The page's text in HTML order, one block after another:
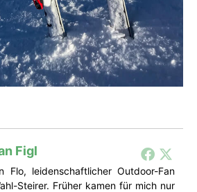
Figl
Flo, leidenschaftlicher Outdoor-Fan
Steirer. Früher kamen für mich nur